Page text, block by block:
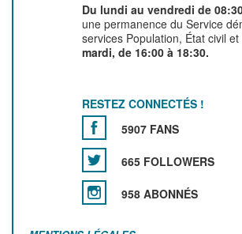
Du lundi au vendredi de
une permanence du Service
services Population, État civil
mardi, de 16:00 à 18:30.
RESTEZ CONNECTÉS !
5907 FANS
665 FOLLOWERS
958 ABONNÉS